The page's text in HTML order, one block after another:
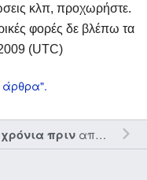
κλπ, προχωρήστε.
φορές δε βλέπω τα
(UTC)
άρθρα".
πριναπό τον την